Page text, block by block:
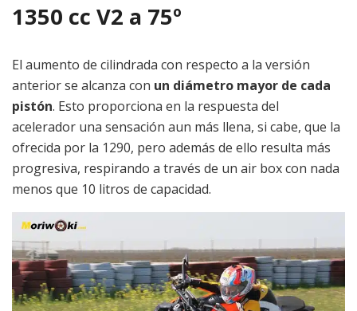
1350 cc V2 a 75º
El aumento de cilindrada con respecto a la versión
anterior se alcanza con un diámetro mayor de cada
pistón. Esto proporciona en la respuesta del
acelerador una sensación aun más llena, si cabe, que la
ofrecida por la 1290, pero además de ello resulta más
progresiva, respirando a través de un air box con nada
menos que 10 litros de capacidad.